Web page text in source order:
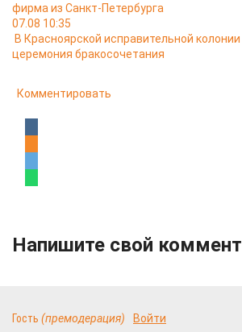
фирма из Санкт-Петербурга
07.08 10:35
В Красноярской исправительной
церемония бракосочетания
Комментировать
Напишите свой
Гость (премодерация) Войти